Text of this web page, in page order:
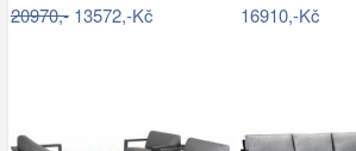
20970,-13572,-Kč 16910,-Kč